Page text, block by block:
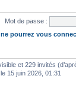
Mot de passe :
pourrez vous
et 229 invités
, le 15 juin 2026, 01:31